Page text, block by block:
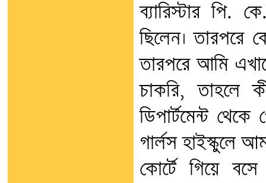
ব্যারিস্টার পি.
ছিলেন। তারপরে
তারপরে আমি
চাকরি, তাহলে
ডিপার্টমেন্ট
গার্লস হাইস্কুলে
কোর্টে গিয়ে